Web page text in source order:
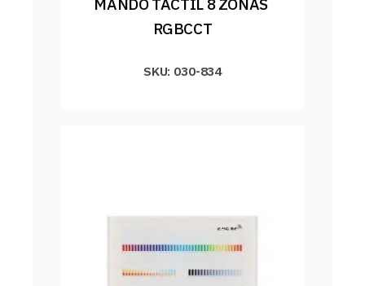
MANDO TÁCTIL 8 ZONAS
RGBCCT
SKU: 030-834